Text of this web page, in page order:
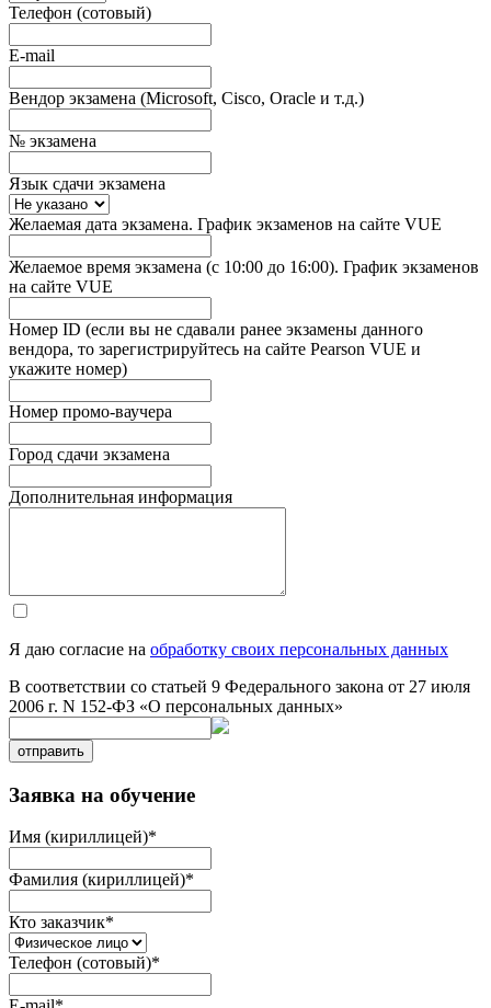
Телефон (сотовый)
E-mail
Вендор экзамена (Microsoft, Cisco, Oracle и т.д.)
№ экзамена
Язык сдачи экзамена
Желаемая дата экзамена. График экзаменов на сайте VUE
Желаемое время экзамена (с 10:00 до 16:00). График экзаменов
на сайте VUE
Номер ID (если вы не сдавали ранее экзамены данного
вендора, то зарегистрируйтесь на сайте Pearson VUE и
укажите номер)
Номер промо-ваучера
Город сдачи экзамена
Дополнительная информация
Я даю согласие на обработку своих персональных данных
В соответствии со статьей 9 Федерального закона от 27 июля
2006 г. N 152-ФЗ «О персональных данных»
отправить
Заявка на обучение
Имя (кириллицей)*
Фамилия (кириллицей)*
Кто заказчик*
Телефон (сотовый)*